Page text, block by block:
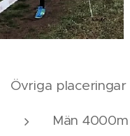
Övriga placeringar
Män 4000m